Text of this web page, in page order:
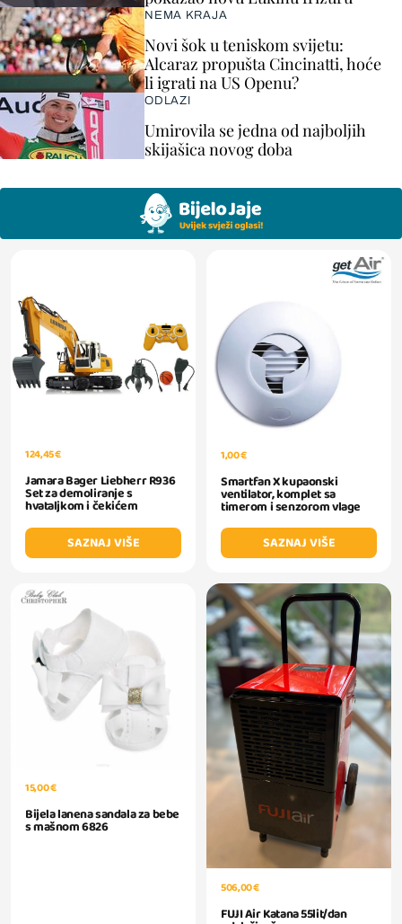
NEMA KRAJA
Novi šok u teniskom svijetu:
Alcaraz propušta Cincinatti, hoće
li igrati na US Openu?
ODLAZI
Umirovila se jedna od najboljih
skijašica novog doba
124,45 €
Jamara Bager Liebherr R936
Set za demoliranje s
hvataljkom i čekićem
SAZNAJ VIŠE
1,00 €
Smartfan X kupaonski
ventilator, komplet sa
timerom i senzorom vlage
SAZNAJ VIŠE
15,00 €
Bijela lanena sandala za bebe
s mašnom 6826
506,00 €
FUJI Air Katana 55lit/dan